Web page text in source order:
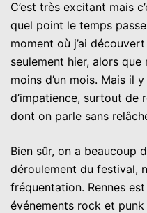
C’est très excitant mais
quel point le temps passe
moment où j’ai
seulement hier, alors
moins d’un mois. Mais il
d’impatience, surtout de
dont on parle sans
Bien sûr, on a beaucoup
déroulement du festival,
fréquentation. Rennes
événements rock et